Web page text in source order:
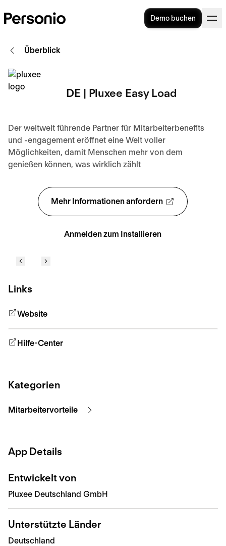
Demo buchen
Mehr Informationen anfordern
Anmelden zum Installieren
Überblick
DE | Pluxee Easy Load
Der weltweit führende Partner für Mitarbeiterbenefits
und -engagement eröffnet eine Welt voller
Möglichkeiten, damit Menschen mehr von dem
genießen können, was wirklich zählt
Links
Website
Hilfe-Center
Kategorien
Mitarbeitervorteile
App Details
Entwickelt von
Pluxee Deutschland GmbH
Unterstützte Länder
Deutschland